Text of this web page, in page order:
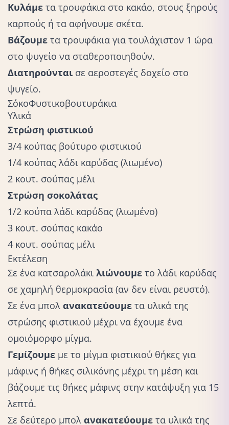
Κυλάμε τα τρουφάκια στο κακάο, στους ξηρούς
καρπούς ή τα αφήνουμε σκέτα.
Βάζουμε τα τρουφάκια για τουλάχιστον 1 ώρα
στο ψυγείο να σταθεροποιηθούν.
Διατηρούνται σε αεροστεγές δοχείο στο
ψυγείο.
ΣόκοΦυστικοβουτυράκια
Υλικά
Στρώση φιστικιού
3/4 κούπας βούτυρο φιστικιού
1/4 κούπας λάδι καρύδας (λιωμένο)
2 κουτ. σούπας μέλι
Στρώση σοκολάτας
1/2 κούπα λάδι καρύδας (λιωμένο)
3 κουτ. σούπας κακάο
4 κουτ. σούπας μέλι
Εκτέλεση
Σε ένα κατσαρολάκι λιώνουμε το λάδι καρύδας
σε χαμηλή θερμοκρασία (αν δεν είναι ρευστό).
Σε ένα μπολ ανακατεύουμε τα υλικά της
στρώσης φιστικιού μέχρι να έχουμε ένα
ομοιόμορφο μίγμα.
Γεμίζουμε με το μίγμα φιστικιού θήκες για
μάφινς ή θήκες σιλικόνης μέχρι τη μέση και
βάζουμε τις θήκες μάφινς στην κατάψυξη για 15
λεπτά.
Σε δεύτερο μπολ ανακατεύουμε τα υλικά της